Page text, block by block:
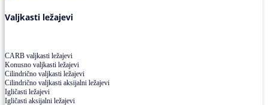
Valjkasti ležajevi
CARB valjkasti ležajevi
Konusno valjkasti ležajevi
Cilindrično valjkasti ležajevi
Cilindrično valjkasti aksijalni ležajevi
Igličasti ležajevi
Igličasti aksijalni ležajevi